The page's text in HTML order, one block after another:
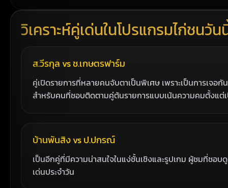
วิเคราะห์คู่เด่นในโปรแกรมไก่ชนวัน
ส.วีรกุล vs ช.เกษตรฟาร์ม
คู่เปิดรายการที่หลายคนจับตาเป็นพิเศษ เพราะเป็นการเจอ
สำหรับคนที่ชอบติดตามคู่ต้นรายการแบบเน้นความคมตั้งแต่
บ้านพันสิง vs ป.ปกรณ์
เป็นอีกคู่ที่มีความน่าสนใจในแง่ชั้นเชิงและรูปเกม ผู้ชมที่ชอ
เด่นประจำวัน